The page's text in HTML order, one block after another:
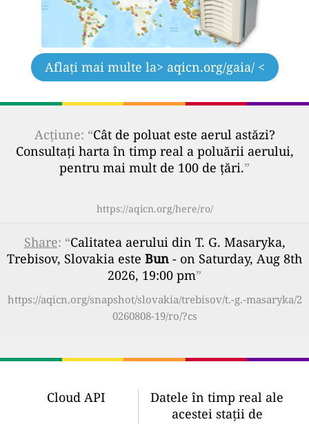
Aflați mai multe la> aqicn.org/gaia/ <
Acțiune: “Cât de poluat este aerul astăzi?
Consultați harta în timp real a poluării aerului,
pentru mai mult de 100 de țări.”
https://aqicn.org/here/ro/
Share: “Calitatea aerului din T. G. Masaryka,
Trebisov, Slovakia este Bun - on Saturday, Aug 8th
2026, 19:00 pm”
https://aqicn.org/snapshot/slovakia/trebisov/t.-g.-masaryka/2
0260808-19/ro/?cs
Cloud API
Datele în timp real ale
acestei stații de